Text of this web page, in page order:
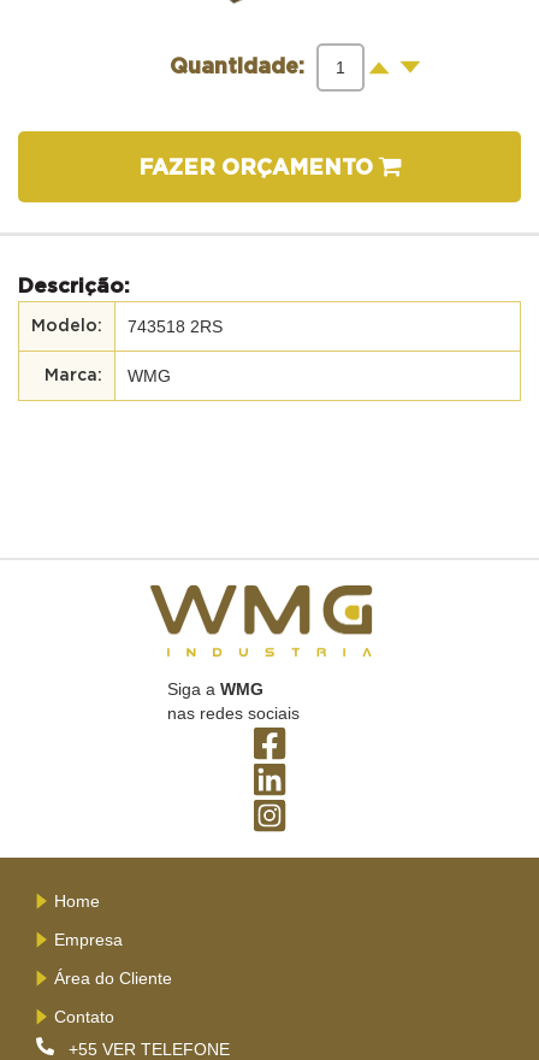
Quantidade: + -
FAZER ORÇAMENTO
Descrição:
743518 2RS
WMG
Siga a WMG
nas redes sociais
Home
Empresa
Área do Cliente
Contato
+55 VER TELEFONE